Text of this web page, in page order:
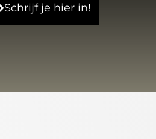
Schrijf je hier in!